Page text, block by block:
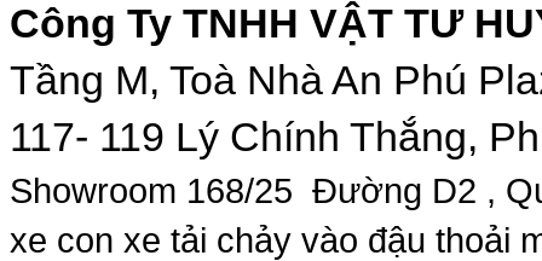
Công Ty TNHH VẬT TƯ
Tầng M, Toà Nhà An Phú
117- 119 Lý Chính Thắng,
Showroom 168/25 Đường D2 ,
xe con xe tải chảy vào đậu thoải